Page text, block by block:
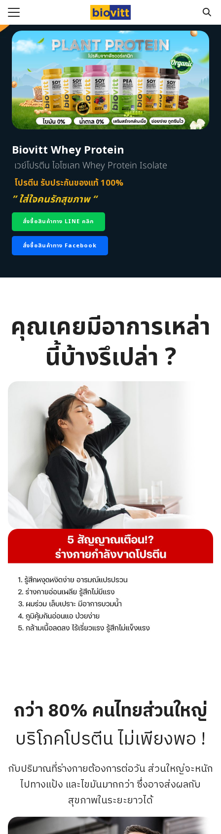
หมด
นค้า
มสุขภาพ
Biovitt Whey Protein
เวย์โปรตีน ไอโซเลท Whey Protein Isolate
โปรตีน รับประกันของแท้ 100%
” ใส่ใจคนรักสุขภาพ “
สั่งซื้อสินค้าทาง LINE คลิก
สั่งซื้อสินค้าทาง Facebook
คุณเคยมีอาการเหล่า
นี้บ้างรึเปล่า ?
กว่า 80% คนไทยส่วนใหญ่
บริโภคโปรตีน ไม่เพียงพอ !
กับปริมาณที่ร่างกายต้องการต่อวัน ส่วนใหญ่จะหนัก
ไปทางแป้ง และไขมันมากกว่า ซึ่งอาจส่งผลกับ
สุขภาพในระยะยาวได้